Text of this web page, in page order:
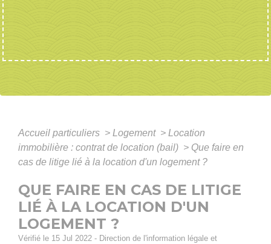
Accueil particuliers > Logement > Location
immobilière : contrat de location (bail) > Que faire en
cas de litige lié à la location d'un logement ?
QUE FAIRE EN CAS DE LITIGE
LIÉ À LA LOCATION D'UN
LOGEMENT ?
Vérifié le 15 Jul 2022 - Direction de l'information légale et